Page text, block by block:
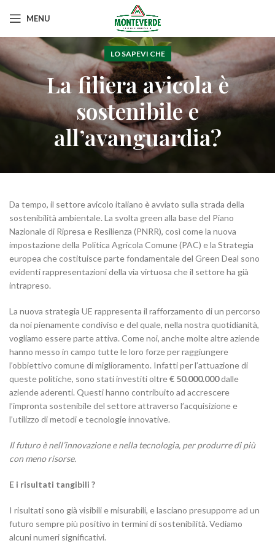
MENU
LO SAPEVI CHE
La filiera avicola è
sostenibile e
all’avanguardia?
Da tempo, il settore avicolo italiano è avviato sulla strada della
sostenibilità ambientale. La svolta green alla base del Piano
Nazionale di Ripresa e Resilienza (PNRR), così come la nuova
impostazione della Politica Agricola Comune (PAC) e la Strategia
europea che costituisce parte fondamentale del Green Deal sono
evidenti rappresentazioni della via virtuosa che il settore ha già
intrapreso.
La nuova strategia UE rappresenta il rafforzamento di un percorso
da noi pienamente condiviso e del quale, nella nostra quotidianità,
vogliamo essere parte attiva. Come noi, anche molte altre aziende
hanno messo in campo tutte le loro forze per raggiungere
l’obbiettivo comune di miglioramento. Infatti per l’attuazione di
queste politiche, sono stati investiti oltre€ 50.000.000dalle
aziende aderenti. Questi hanno contribuito ad accrescere
l’impronta sostenibile del settore attraverso l’acquisizione e
l’utilizzo di metodi e tecnologie innovative.
Il futuro è nell’innovazione e nella tecnologia, per produrre di più
con meno risorse.
E i risultati tangibili ?
I risultati sono già visibili e misurabili, e lasciano presupporre ad un
futuro sempre più positivo in termini di sostenibilità. Vediamo
alcuni numeri significativi.